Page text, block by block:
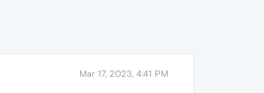
Mar 17, 2023, 4:41 PM